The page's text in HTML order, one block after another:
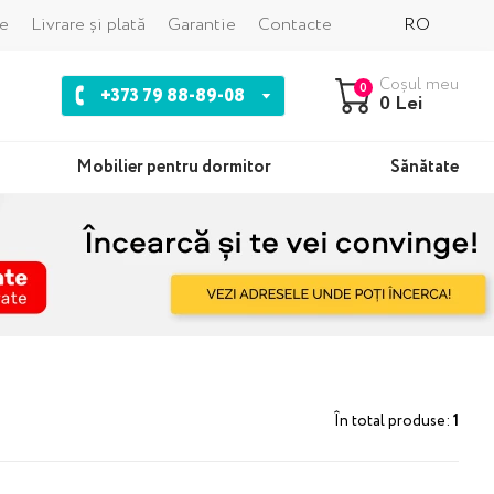
Livrare și plată Garantie Contacte RO
+373 79 88-89-08 0 Coșul meu
0 Lei
Mobilier pentru dormitor Sănătate
În total produse: 1